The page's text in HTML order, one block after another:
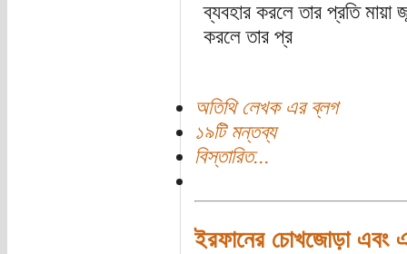
ব্যবহার করলে তার প্রতি
করলে তার প্র
অতিথি লেখক এর ব্লগ
১৯টি মন্তব্য
বিস্তারিত...
ইরফানের চোখজোড়া এবং